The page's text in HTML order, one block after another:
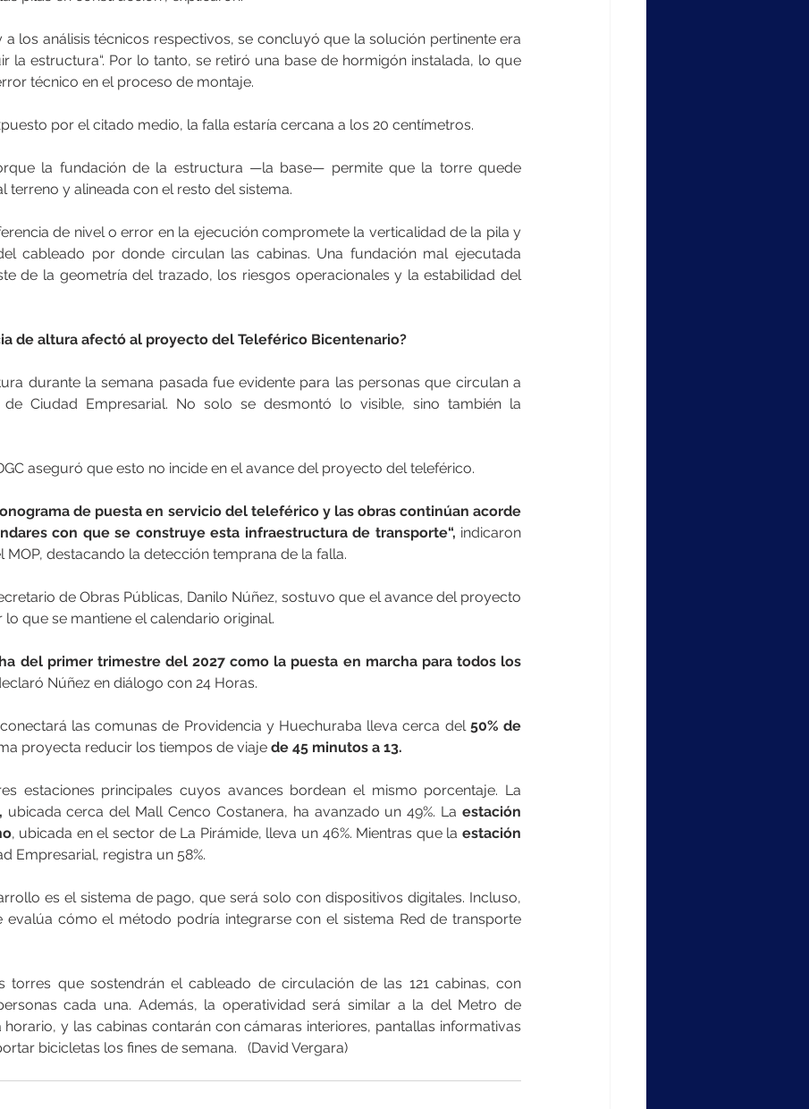
a los análisis técnicos respectivos, se concluyó que la solución pertinente era
la estructura“. Por lo tanto, se retiró una base de hormigón instalada, lo que
técnico en el proceso de montaje.
por el citado medio, la falla estaría cercana a los 20 centímetros.
la fundación de la estructura —la base— permite que la torre quede
terreno y alineada con el resto del sistema.
de nivel o error en la ejecución compromete la verticalidad de la pila y
cableado por donde circulan las cabinas. Una fundación mal ejecutada
de la geometría del trazado, los riesgos operacionales y la estabilidad del
de altura afectó al proyecto del Teleférico Bicentenario?
durante la semana pasada fue evidente para las personas que circulan a
Ciudad Empresarial. No solo se desmontó lo visible, sino también la
aseguró que esto no incide en el avance del proyecto del teleférico.
de puesta en servicio del teleférico y las obras continúan acorde
con que se construye esta infraestructura de transporte“, indicaron
MOP, destacando la detección temprana de la falla.
de Obras Públicas, Danilo Núñez, sostuvo que el avance del proyecto
lo que se mantiene el calendario original.
del primer trimestre del 2027 como la puesta en marcha para todos los
Núñez en diálogo con 24 Horas.
las comunas de Providencia y Huechuraba lleva cerca del 50% de
proyecta reducir los tiempos de viaje de 45 minutos a 13.
ubicada cerca del Mall Cenco Costanera, ha avanzado un 49%. La estación
, ubicada en el sector de La Pirámide, lleva un 46%. Mientras que la estación
Empresarial, registra un 58%.
es el sistema de pago, que será solo con dispositivos digitales. Incluso,
evalúa cómo el método podría integrarse con el sistema Red de transporte
torres que sostendrán el cableado de circulación de las 121 cabinas, con
cada una. Además, la operatividad será similar a la del Metro de
y las cabinas contarán con cámaras interiores, pantallas informativas
bicicletas los fines de semana.   (David Vergara)